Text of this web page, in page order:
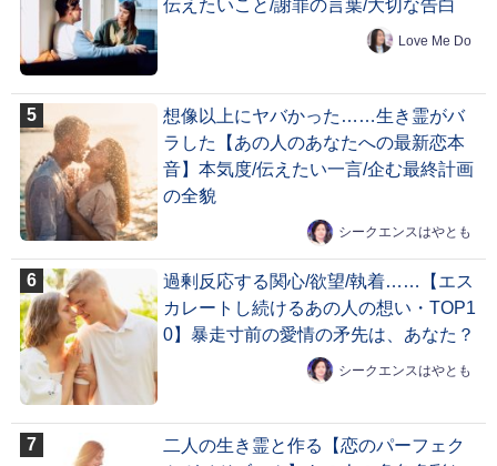
伝えたいこと/謝罪の言葉/大切な告白
Love Me Do
想像以上にヤバかった……生き霊がバ
ラした【あの人のあなたへの最新恋本
音】本気度/伝えたい一言/企む最終計画
の全貌
シークエンスはやとも
過剰反応する関心/欲望/執着……【エス
カレートし続けるあの人の想い・TOP1
0】暴走寸前の愛情の矛先は、あなた？
シークエンスはやとも
二人の生き霊と作る【恋のパーフェク